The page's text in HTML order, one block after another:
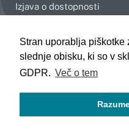
Stran uporablja piškotke
slednje obisku, ki so v
GDPR. Več o tem
Izjava o dostopnosti
Celje
Koper
Kranj